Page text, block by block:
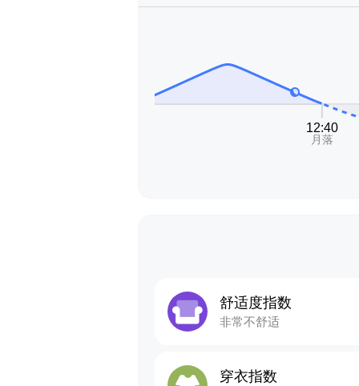
舒适度指数
非常不舒适
穿衣指数